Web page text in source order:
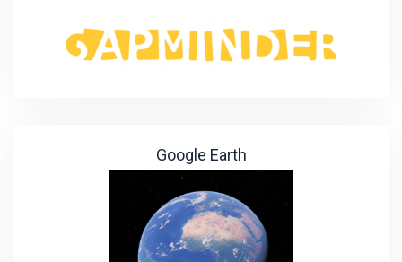
Google Earth